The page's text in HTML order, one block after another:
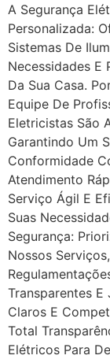
A Segurança
Personalizada:
Sistemas De
Necessidades E
Da Sua Casa.
Equipe De
Eletricistas São
Garantindo Um
Conformidade
Atendimento
Serviço Ágil E
Suas
Segurança:
Nossos
Transparentes E
Claros E
Total
Elétricos Para